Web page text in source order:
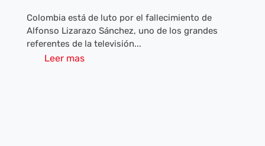
Colombia está de luto por el fallecimiento de
Alfonso Lizarazo Sánchez, uno de los grandes
referentes de la televisión...
Leer mas